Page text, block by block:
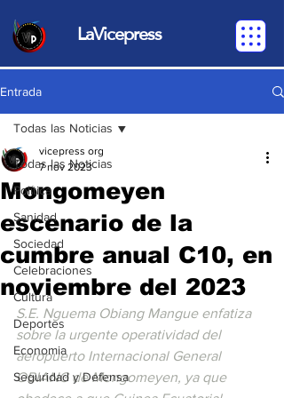
LaVicepress
Entrada
Todas las Noticias
Política
Sanidad
Sociedad
Celebraciones
Cultura
Deportes
Economia
Seguridad y Defensa
Todas las Noticias
Mongomeyen
escenario de la
cumbre anual C10, en
noviembre del 2023
vicepress org
7 nov 2023
S.E. Nguema Obiang Mangue enfatiza
sobre la urgente operatividad del
aeropuerto Internacional General
OBIANG de Mongomeyen, ya que